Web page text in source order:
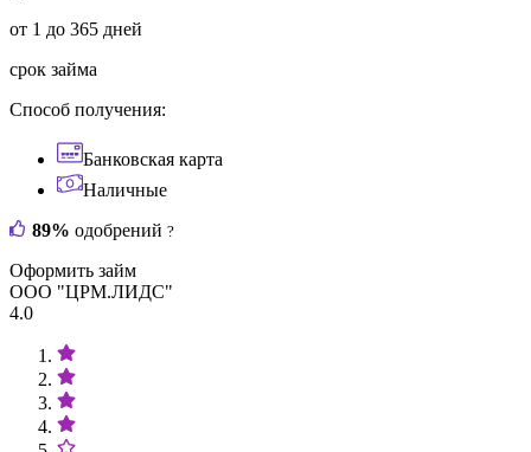
от 1 до 365 дней
срок займа
Способ получения:
Банковская карта
Наличные
89% одобрений ?
Оформить займ
ООО "ЦРМ.ЛИДС"
4.0